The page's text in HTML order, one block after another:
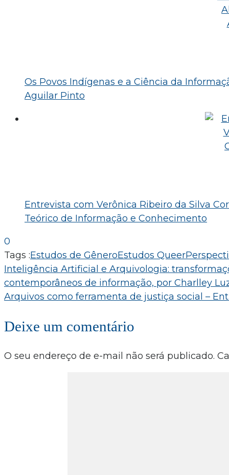
Os Povos Indígenas e a Ciência da
Aguilar Pinto
Entrevista com Verônica Ribeiro da Silva
Teórico de Informação e Conhecimento
0
Tags :Estudos de GêneroEstudos Queer
Navegação
de
Inteligência Artificial e Arquivologia:
contemporâneos de informação, por Charlley
Arquivos como ferramenta de justiça social –
Deixe um comentário
O seu endereço de e-mail não será publicado.